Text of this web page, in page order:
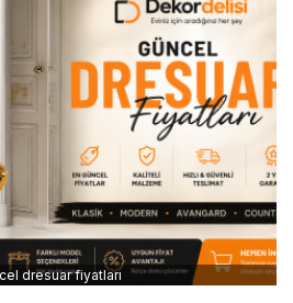
dresuar fiyatları